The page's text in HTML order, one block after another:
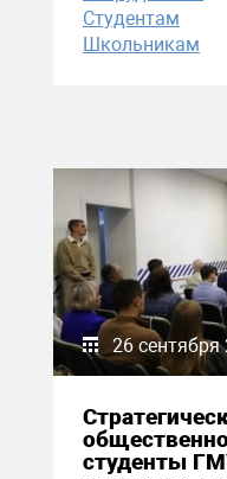
Студентам
Школьникам
26 сентября
студенты